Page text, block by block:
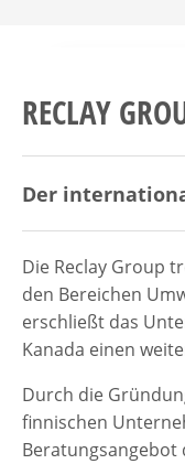
RECLAY
Der
Die Reclay Group
den Bereichen
erschließt das
Kanada einen
Durch die
finnischen
Beratungsangebot